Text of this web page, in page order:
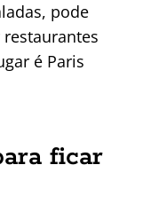
pode
é Paris
ficar